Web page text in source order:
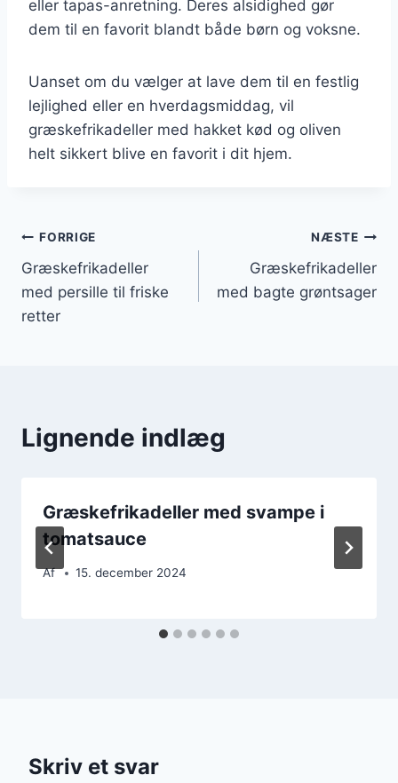
eller tapas-anretning. Deres alsidighed gør
dem til en favorit blandt både børn og voksne.
Uanset om du vælger at lave dem til en festlig
lejlighed eller en hverdagsmiddag, vil
græskefrikadeller med hakket kød og oliven
helt sikkert blive en favorit i dit hjem.
Indlægsnavigation
FORRIGE
Græskefrikadeller
med persille til friske
retter
NÆSTE
Græskefrikadeller
med bagte grøntsager
Lignende indlæg
Græskefrikadeller med svampe i
tomatsauce
Af 15. december 2024
Skriv et svar